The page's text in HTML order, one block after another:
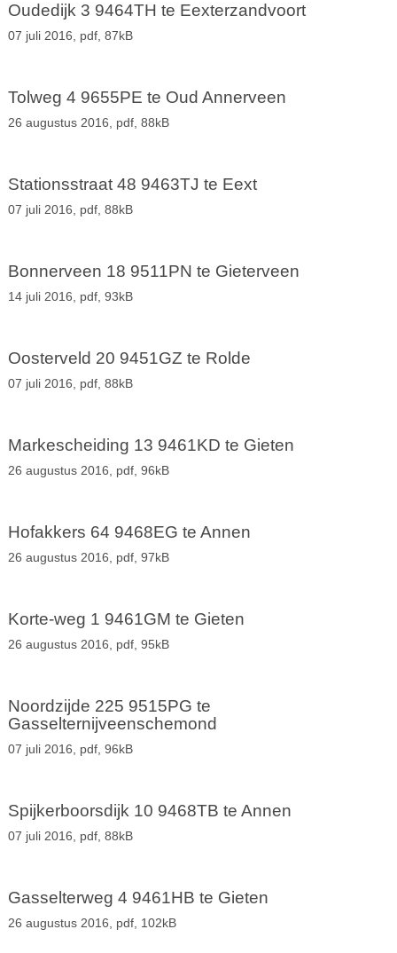
Oudedijk 3 9464TH te Eexterzandvoort
07 juli 2016, pdf, 87kB
Tolweg 4 9655PE te Oud Annerveen
26 augustus 2016, pdf, 88kB
Stationsstraat 48 9463TJ te Eext
07 juli 2016, pdf, 88kB
Bonnerveen 18 9511PN te Gieterveen
14 juli 2016, pdf, 93kB
Oosterveld 20 9451GZ te Rolde
07 juli 2016, pdf, 88kB
Markescheiding 13 9461KD te Gieten
26 augustus 2016, pdf, 96kB
Hofakkers 64 9468EG te Annen
26 augustus 2016, pdf, 97kB
Korte-weg 1 9461GM te Gieten
26 augustus 2016, pdf, 95kB
Noordzijde 225 9515PG te
Gasselternijveenschemond
07 juli 2016, pdf, 96kB
Spijkerboorsdijk 10 9468TB te Annen
07 juli 2016, pdf, 88kB
Gasselterweg 4 9461HB te Gieten
26 augustus 2016, pdf, 102kB